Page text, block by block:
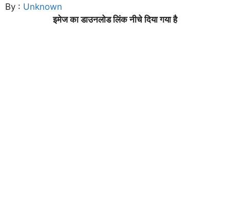
By : Unknown
इमेज का डाउनलोड लिंक नीचे दिया गया है